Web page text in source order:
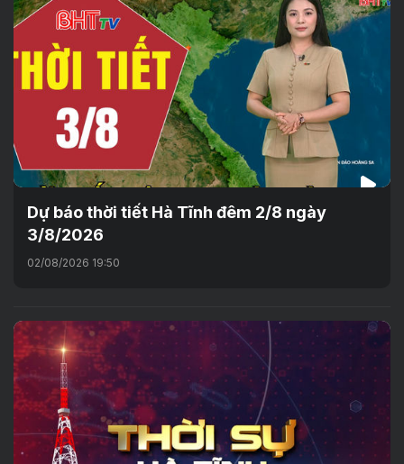
Dự báo thời tiết Hà Tĩnh đêm 2/8 ngày
3/8/2026
02/08/2026 19:50